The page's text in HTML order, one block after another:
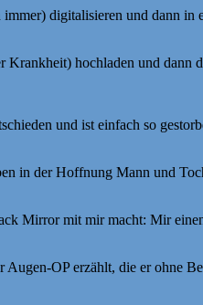
digitalisieren und dann
hochladen und dann
und ist einfach so
in der Hoffnung Mann und
Mirror mit mir macht: Mir
OP erzählt, die er ohne